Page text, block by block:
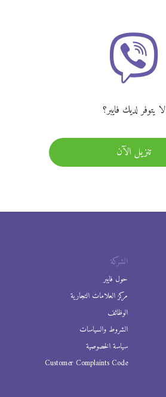
لا يتوفر لديك فايبر؟
تنزيل الآن
الشركة
حول فايبر
مركز العلامات التجارية
الوظائف
الشروط والسياسات
سياسة الخصوصية
Customer Complaints Code